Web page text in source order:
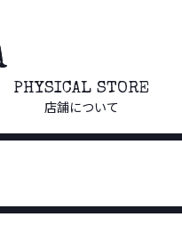
PHYSICAL STORE
店舗について